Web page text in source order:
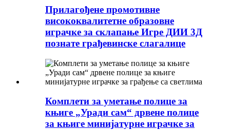
Прилагођене промотивне
висококвалитетне образовне
играчке за склапање Игре ДИИ 3Д
познате грађевинске слагалице
Комплети за уметање полице за
књиге „Уради сам“ дрвене полице
за књиге минијатурне играчке за